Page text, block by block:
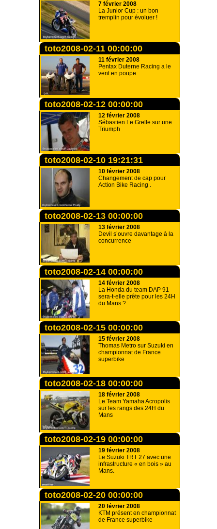
7 février 2008
La Junior Cup : un bon
tremplin pour évoluer !
toto2008-02-11 00:00:00
11 février 2008
Pentax Duterne Racing a le
vent en poupe
toto2008-02-12 00:00:00
12 février 2008
Sébastien Le Grelle sur une
Triumph
toto2008-02-10 19:21:31
10 février 2008
Changement de cap pour
Action Bike Racing .
toto2008-02-13 00:00:00
13 février 2008
Devil s’ouvre davantage à la
concurrence
toto2008-02-14 00:00:00
14 février 2008
La Honda du team DAP 91
sera-t-elle prête pour les 24H
du Mans ?
toto2008-02-15 00:00:00
15 février 2008
Thomas Metro sur Suzuki en
championnat de France
superbike
toto2008-02-18 00:00:00
18 février 2008
Le Team Yamaha Acropolis
sur les rangs des 24H du
Mans
toto2008-02-19 00:00:00
19 février 2008
Le Suzuki TRT 27 avec une
infrastructure « en bois » au
Mans.
toto2008-02-20 00:00:00
20 février 2008
KTM présent en championnat
de France superbike